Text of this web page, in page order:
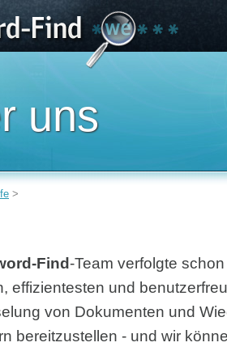
>
Find-Team verfolgte
effizientesten und
von Dokumenten und
bereitzustellen - und wir
uns